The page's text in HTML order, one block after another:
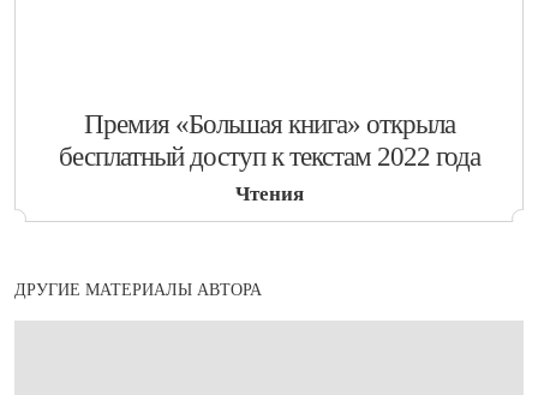
​Премия «Большая книга» открыла
бесплатный доступ к текстам 2022 года
Чтения
ДРУГИЕ МАТЕРИАЛЫ АВТОРА